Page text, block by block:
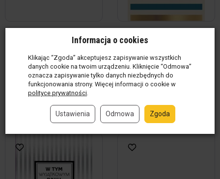
Produkt w magazynie
(145
12,00 zł / szt.
szt.
najlepszymi życze...
Produkt w magazynie
szt.)
12,00 zł / szt.
Do koszyka
Informacja o cookies
Klikając “Zgoda” akceptujesz zapisywanie wszystkich
danych cookie na twoim urządzeniu. Kliknięcie “Odmowa”
oznacza zapisywanie tylko danych niezbędnych do
funkcjonowania strony. Więcej informacji o cookie w
polityce prywatności.
Ustawienia Odmowa Zgoda